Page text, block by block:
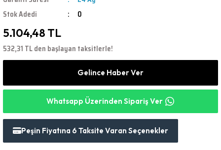
Stok Adedi
0
5.104,48 TL
532,31 TL den başlayan taksitlerle!
Gelince Haber Ver
Whatsapp Üzerinden Sipariş Ver
Peşin Fiyatına 6 Taksite Varan Seçenekler